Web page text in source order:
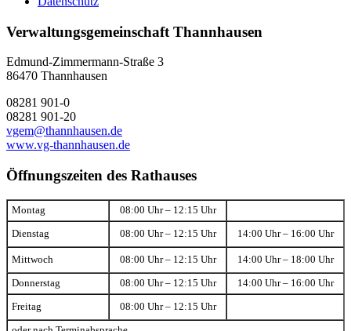
Verwaltungsgemeinschaft Thannhausen
Edmund-Zimmermann-Straße 3
86470 Thannhausen
08281 901-0
08281 901-20
vgem@thannhausen.de
www.vg-thannhausen.de
Öffnungszeiten des Rathauses
Montag 08:00 Uhr – 12:15 Uhr
Dienstag 08:00 Uhr – 12:15 Uhr 14:00 Uhr – 16:00 Uhr
Mittwoch 08:00 Uhr – 12:15 Uhr 14:00 Uhr – 18:00 Uhr
Donnerstag 08:00 Uhr – 12:15 Uhr 14:00 Uhr – 16:00 Uhr
Freitag 08:00 Uhr – 12:15 Uhr